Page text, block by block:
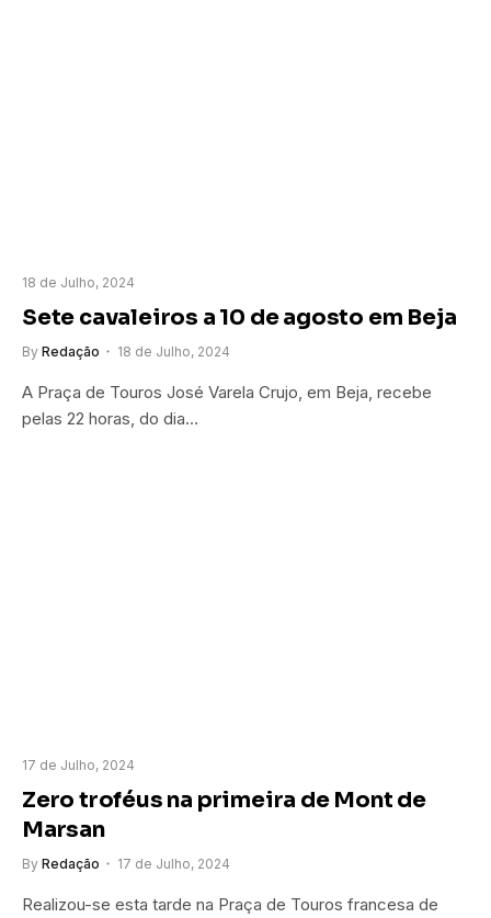
18 de Julho, 2024
Sete cavaleiros a 10 de agosto em Beja
By Redação 18 de Julho, 2024
A Praça de Touros José Varela Crujo, em Beja, recebe
pelas 22 horas, do dia…
17 de Julho, 2024
Zero troféus na primeira de Mont de
Marsan
By Redação 17 de Julho, 2024
Realizou-se esta tarde na Praça de Touros francesa de